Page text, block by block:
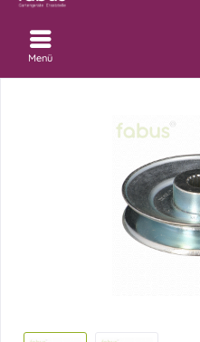
Menü